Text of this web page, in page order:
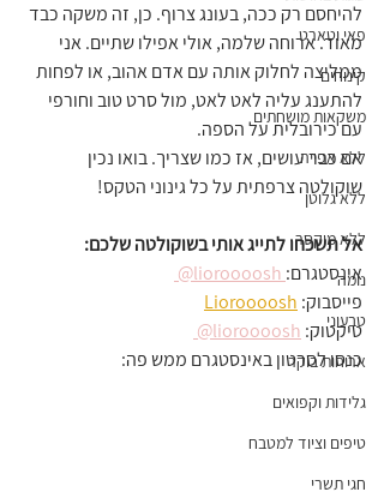
פאי וטארט
קינוחים
משקאות מושחתים
ללא אפייה
ללא גלוטן
ללא מיקסר
נומה
טבעוני
ארוחות בוקר
גלידות וקפואים
טיפים וציוד למטבח
חגי תשרי
להיחסם רק ככה, בעונג צרוף. כן, זה משקה כבד
מאוד. ארוחה שלמה, אולי אפילו שתיים. אני
ממליצה לחלוק אותה עם אדם אהוב, או לפחות
להתענג עליה לאט לאט, מול סרט טוב וחורפי
עם כירובלית על הספה.
אם כבר עושים, אז כמו שצריך. בואו נכין
שוקולטה צרפתית על כל גינוני הטקס!
אל תשכחו לתייג אותי בשוקולטה שלכם:
אינסטגרם:
פייסבוק: Lioroooosh
טיקטוק: lioroooosh@
כנסו לסרטון באינסטגרם ממש פה: